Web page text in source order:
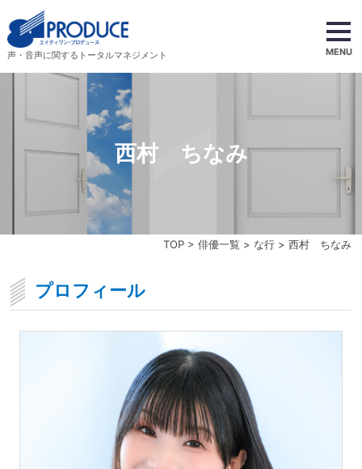
声・音声に関するトータルマネジメント MENU
TOP> 俳優一覧 > な行> 西村 ちなみ
西村 ちなみ
プロフィール